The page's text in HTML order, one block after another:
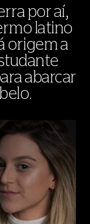
por aí,
latino
origem a
abarcar